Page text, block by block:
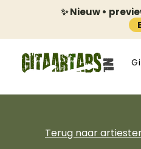
✨ Nieuw •
Terug naar